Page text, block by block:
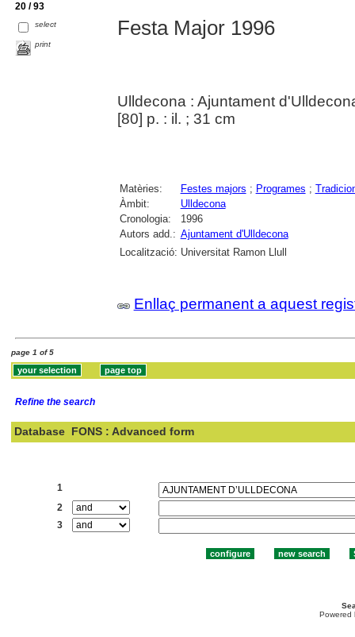
20 / 93
select
print
Festa Major 1996
Ulldecona : Ajuntament
[80] p. : il. ; 31 cm
Matèries: Festes majors ; Programes ;
Àmbit:
Ulldecona
Cronologia:
1996
Autors add.: Ajuntament d'Ulldecona
Localització: Universitat Ramon Llull
Enllaç permanent a aquest
page 1 of 5
Refine the search
Database FONS : Advanced form
1
2
3